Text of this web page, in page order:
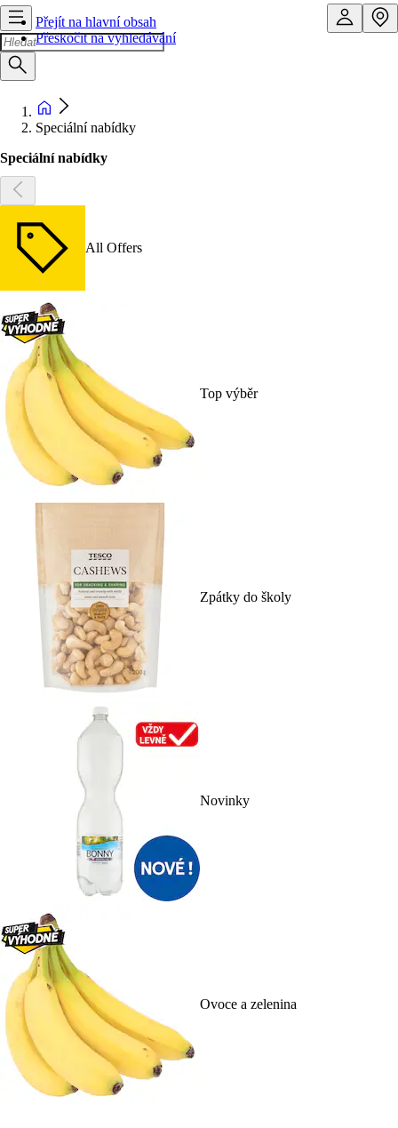
Přejít na hlavní obsah
Přeskočit na vyhledávání
Speciální nabídky
Speciální nabídky
All Offers
Top výběr
Zpátky do školy
Novinky
Ovoce a zelenina